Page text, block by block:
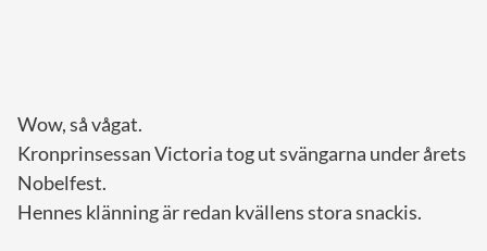
Wow, så vågat.
Kronprinsessan Victoria tog ut svängarna under årets
Nobelfest.
Hennes klänning är redan kvällens stora snackis.